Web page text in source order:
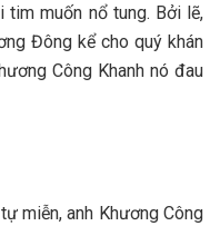
muốn nổ tung. Bởi lẽ,
Đông kể cho quý khán
Công Khanh nó đau
miễn, anh Khương Công